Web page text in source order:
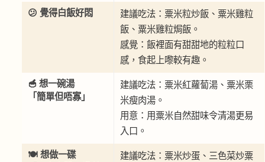
😕 覺得白飯好悶
建議吃法：粟米粒炒飯、粟米雞粒
飯、粟米雞粒焗飯。
感覺：飯裡面有甜甜地的粒粒口
感，食起上嚟較有趣。
🥣 想一碗湯
「簡單但唔寡」
建議吃法：粟米紅蘿蔔湯、粟米栗
米瘦肉湯。
用意：用粟米自然甜味令清湯更易
入口。
🍽 想做一碟
建議吃法：粟米炒蛋、三色菜炒粟